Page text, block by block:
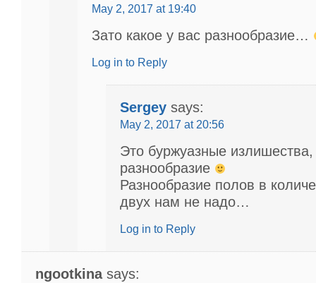
May 2, 2017 at 19:40
Зато какое у вас разнообразие…
Log in to Reply
Sergey says:
May 2, 2017 at 20:56
Это буржуазные
разнообразие
Разнообразие полов в
двух нам не надо…
Log in to Reply
ngootkina says: